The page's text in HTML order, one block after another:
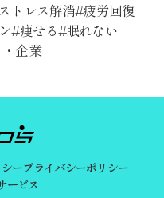
トレス解消 疲労回復
痩せる 眠れない
企業
ープライバシーポリシー
ービス